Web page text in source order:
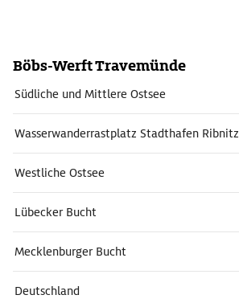
Böbs-Werft Travemünde
Südliche und Mittlere Ostsee
Wasserwanderrastplatz Stadthafen Ribnitz
Westliche Ostsee
Lübecker Bucht
Mecklenburger Bucht
Deutschland